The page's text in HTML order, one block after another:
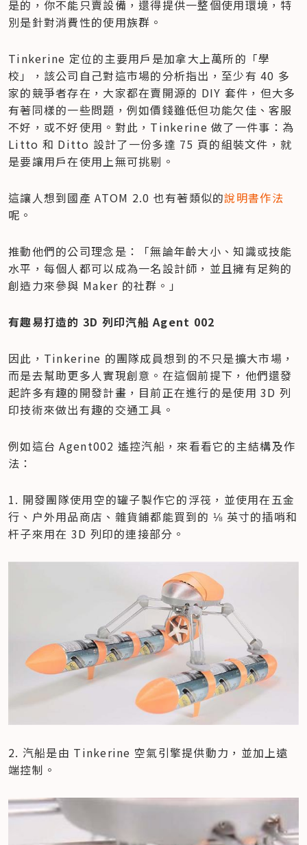
是的，你不能只賣設備，還得提供一整個使用環境，特
別是針對消費性的使用族群。
Tinkerine 定位的主要用戶是加拿大上萬所的「學
校」，該公司自己對這市場的分析指出，至少有 40 多
家的競爭者存在，大家都在賣開源的 DIY 套件，但大多
有著同樣的一些問題，例如價錢雖低但功能欠佳、客服
不好，或不好使用。對此，Tinkerine 做了一件事：為
Litto 和 Ditto 設計了一份多達 75 頁的組裝文件，就
是要讓用戶在使用上無可挑剔。
這讓人想到國產 ATOM 2.0 也有著類似的說明書作法
呢。
推動他們的公司理念是：「無論年齡大小、知識或技能
水平，每個人都可以成為一名設計師，並且擁有足夠的
創造力來參與 Maker 的社群。」
有趣易打造的 3D 列印汽船 Agent 002
因此，Tinkerine 的團隊成員想到的不只是擴大市場，
而是去幫助更多人實現創意。在這個前提下，他們還發
起許多有趣的開發計畫，目前正在進行的是使用 3D 列
印技術來做出有趣的交通工具。
例如這台 Agent002 遙控汽船，來看看它的主結構及作
法：
1. 開發團隊使用空的罐子製作它的浮筏，並使用在五金
行、户外用品商店、雜貨鋪都能買到的 ⅛ 英寸的插哨和
杆子來用在 3D 列印的連接部分。
2. 汽船是由 Tinkerine 空氣引擎提供動力，並加上遠
端控制。